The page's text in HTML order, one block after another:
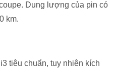
Dung lượng của pin có
km.
tiêu chuẩn, tuy nhiên kích